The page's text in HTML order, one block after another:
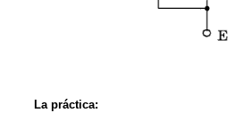
La práctica: